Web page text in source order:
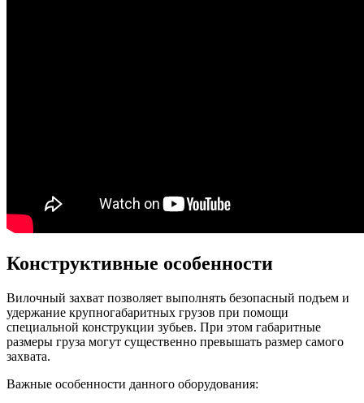
Конструктивные особенности
Вилочный захват позволяет выполнять безопасный подъем и
удержание крупногабаритных грузов при помощи
специальной конструкции зубьев. При этом габаритные
размеры груза могут существенно превышать размер самого
захвата.
Важные особенности данного оборудования: